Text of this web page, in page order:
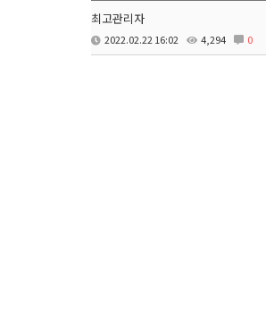
최고관리자
2022.02.22 16:02 4,294 0